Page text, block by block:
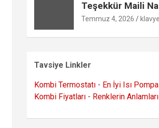
Teşekkür Maili
Temmuz 4, 2026
Tavsiye Linkler
Kombi Termostatı - En İyi Isı
Kombi Fiyatları - Renklerin Anlamları